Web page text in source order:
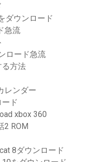
ダウンロード
急流
ロード急流
る方法
レンダー
ド
xbox 360
2 ROM
8ダウンロード